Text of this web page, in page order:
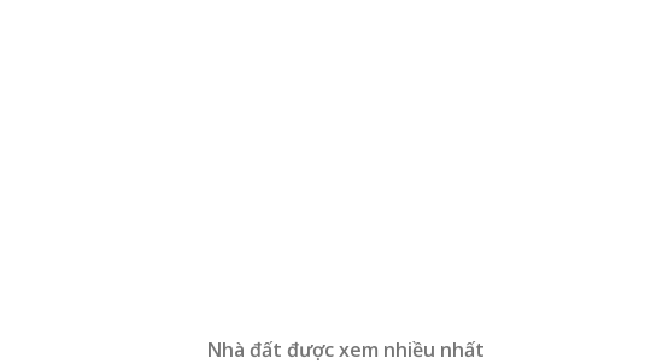
Nhà đất được xem nhiều nhất